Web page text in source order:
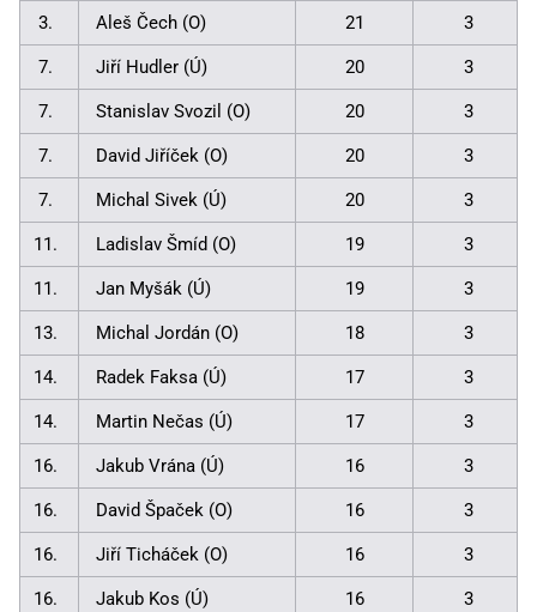
3. Aleš Čech (O) 21 3
7. Jiří Hudler (Ú) 20 3
7. Stanislav Svozil (O) 20 3
7. David Jiříček (O) 20 3
7. Michal Sivek (Ú) 20 3
11. Ladislav Šmíd (O) 19 3
11. Jan Myšák (Ú) 19 3
13. Michal Jordán (O) 18 3
14. Radek Faksa (Ú) 17 3
14. Martin Nečas (Ú) 17 3
16. Jakub Vrána (Ú) 16 3
16. David Špaček (O) 16 3
16. Jiří Ticháček (O) 16 3
16. Jakub Kos (Ú) 16 3